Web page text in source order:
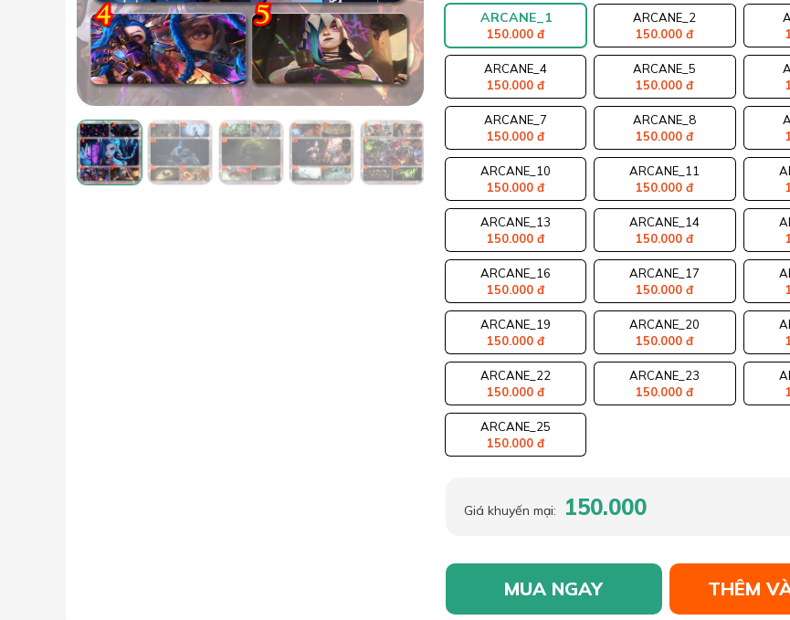
ARCANE_1
150.000 đ
ARCANE_2
150.000 đ
ARCANE_4
150.000 đ
ARCANE_5
150.000 đ
ARCANE_7
150.000 đ
ARCANE_8
150.000 đ
ARCANE_10
150.000 đ
ARCANE_11
150.000 đ
ARCANE_13
150.000 đ
ARCANE_14
150.000 đ
ARCANE_16
150.000 đ
ARCANE_17
150.000 đ
ARCANE_19
150.000 đ
ARCANE_20
150.000 đ
ARCANE_22
150.000 đ
ARCANE_23
150.000 đ
ARCANE_25
150.000 đ
Giá khuyến mại: 150.000
MUA NGAY THÊM